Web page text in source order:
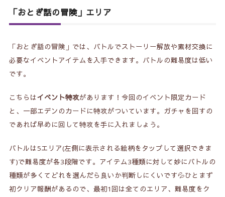
「おとぎ話の冒険」エリア
「おとぎ話の冒険」 では、バトルでストーリー解放や素材交換に
必要なイベントアイテムを入手できます。バトルの難易度は低い
です。
こちらはイベント特攻があります！今回のイベント限定カード
と、一部エデンのカードに特攻がついています。ガチャを回すの
であれば早めに回して特攻を手に入れましょう。
バトルは5エリア(左側に表示される絵柄をタップして選択できま
す)で難易度が各3段階です。アイテム3種類に対して妙にバトルの
種類が多くてどれを選んだら良いか判断しにくいです💦ひとまず
初クリア報酬があるので、最初1回は全てのエリア、難易度をク